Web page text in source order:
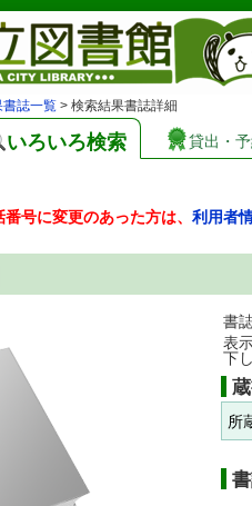
書誌一覧 > 検索結果書誌詳細
いろいろ検索 貸出・
号に変更のあった方は、 利用者
書
表
下
所